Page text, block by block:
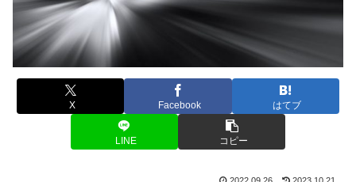
X Facebook はてブ
LINE コピー